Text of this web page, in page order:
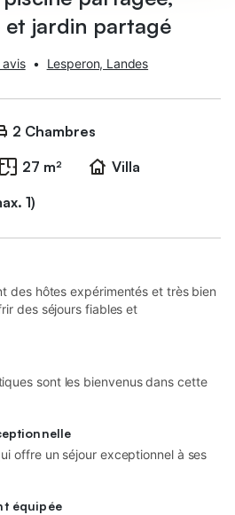
jardin partagé
avis • Lesperon, Landes
2 Chambres
27 m²
Villa
1)
des hôtes expérimentés et très bien
des séjours fiables et
sont les bienvenus dans cette
offre un séjour exceptionnel à ses
équipée